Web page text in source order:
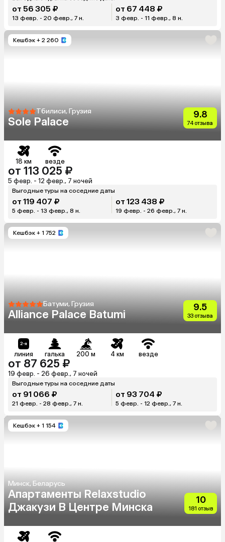
от 56 305 ₽
13 февр. - 20 февр., 7 н.
от 67 448 ₽
3 февр. - 11 февр., 8 н.
Кешбэк + 2 260
Тбилиси, Грузия
Sole Palace
9.8
74 отзыва
18 км везде
от 113 025 ₽
5 февр. - 12 февр., 7 ночей
Выгодные туры на соседние даты
от 119 407 ₽
5 февр. - 13 февр., 8 н.
от 123 438 ₽
19 февр. - 26 февр., 7 н.
Кешбэк + 1 752
Батуми, Грузия
Alliance Palace Batumi
9.5
33 отзыва
линия галька 200 м 4 км везде
от 87 625 ₽
19 февр. - 26 февр., 7 ночей
Выгодные туры на соседние даты
от 91 066 ₽
21 февр. - 28 февр., 7 н.
от 93 704 ₽
5 февр. - 12 февр., 7 н.
Кешбэк + 1 154
Минск, Беларусь
Апартаменты Relaxstudio
Джакузи В Центре Минска
10
181 отзыв